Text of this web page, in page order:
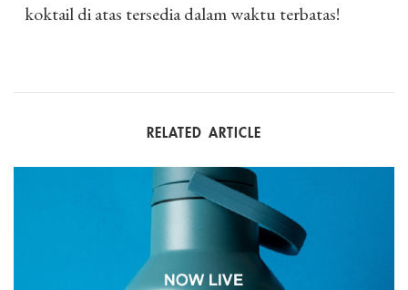
koktail di atas tersedia dalam waktu terbatas!
RELATED ARTICLE